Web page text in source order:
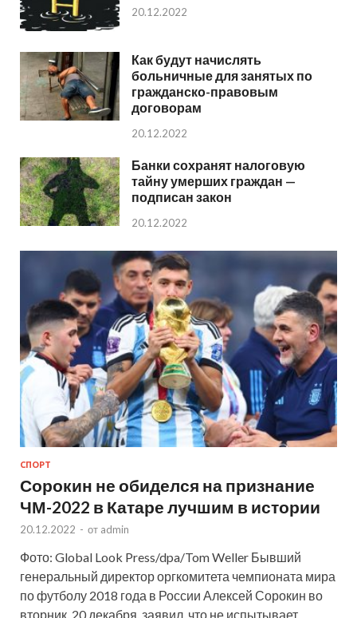
20.12.2022
Как будут начислять
больничные для занятых по
гражданско-правовым
договорам
20.12.2022
Банки сохранят налоговую
тайну умерших граждан —
подписан закон
20.12.2022
СПОРТ
Сорокин не обиделся на признание
ЧМ-2022 в Катаре лучшим в истории
20.12.2022 - от admin
Фото: Global Look Press/dpa/Tom Weller Бывший
генеральный директор оргкомитета чемпионата мира
по футболу 2018 года в России Алексей Сорокин во
вторник, 20 декабря, заявил, что не испытывает